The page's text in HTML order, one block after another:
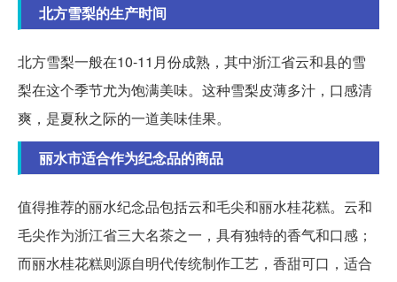
北方雪梨的生产时间
北方雪梨一般在10-11月份成熟，其中浙江省云和县的雪
梨在这个季节尤为饱满美味。这种雪梨皮薄多汁，口感清
爽，是夏秋之际的一道美味佳果。
丽水市适合作为纪念品的商品
值得推荐的丽水纪念品包括云和毛尖和丽水桂花糕。云和
毛尖作为浙江省三大名茶之一，具有独特的香气和口感；
而丽水桂花糕则源自明代传统制作工艺，香甜可口，适合